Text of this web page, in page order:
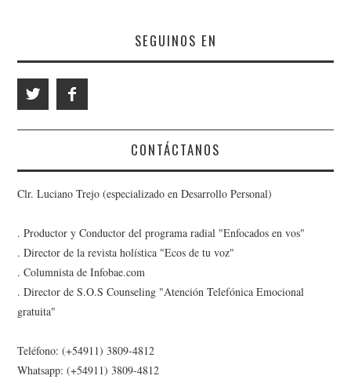
SEGUINOS EN
CONTÁCTANOS
Clr. Luciano Trejo (especializado en Desarrollo Personal)
. Productor y Conductor del programa radial "Enfocados en vos"
. Director de la revista holística "Ecos de tu voz"
. Columnista de Infobae.com
. Director de S.O.S Counseling "Atención Telefónica Emocional
gratuita"
Teléfono: (+54911) 3809-4812
Whatsapp: (+54911) 3809-4812